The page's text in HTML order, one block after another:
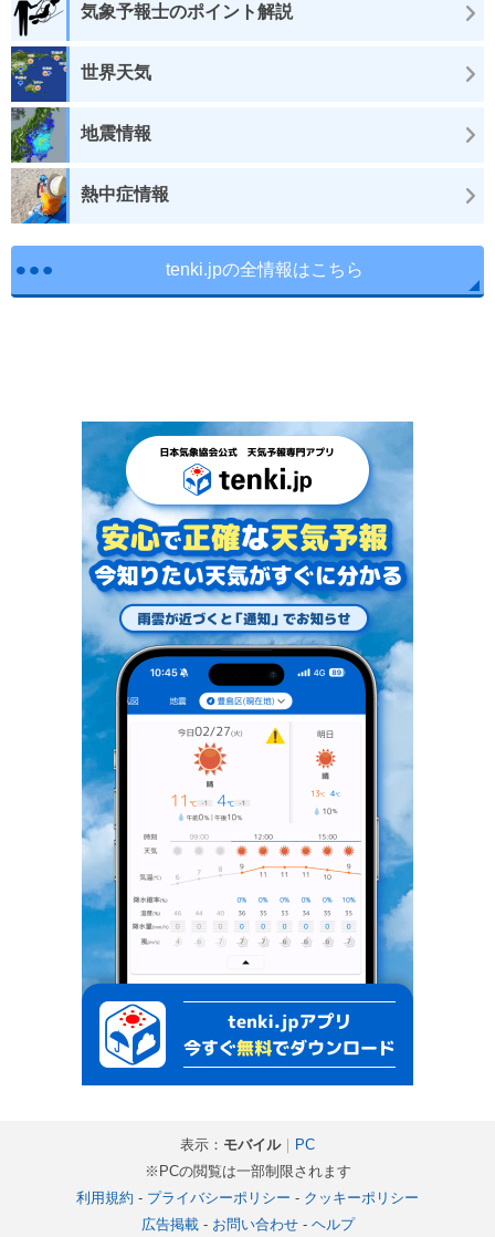
気象予報士のポイント解説
世界天気
地震情報
熱中症情報
tenki.jpの全情報はこちら
表示： モバイル｜ PC
※PCの閲覧は一部制限されます
利用規約 - プライバシーポリシー - クッキーポリシー
広告掲載- お問い合わせ- ヘルプ